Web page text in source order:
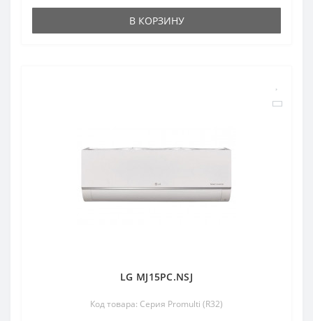
В КОРЗИНУ
LG MJ15PC.NSJ
Код товара: Серия Promulti (R32)